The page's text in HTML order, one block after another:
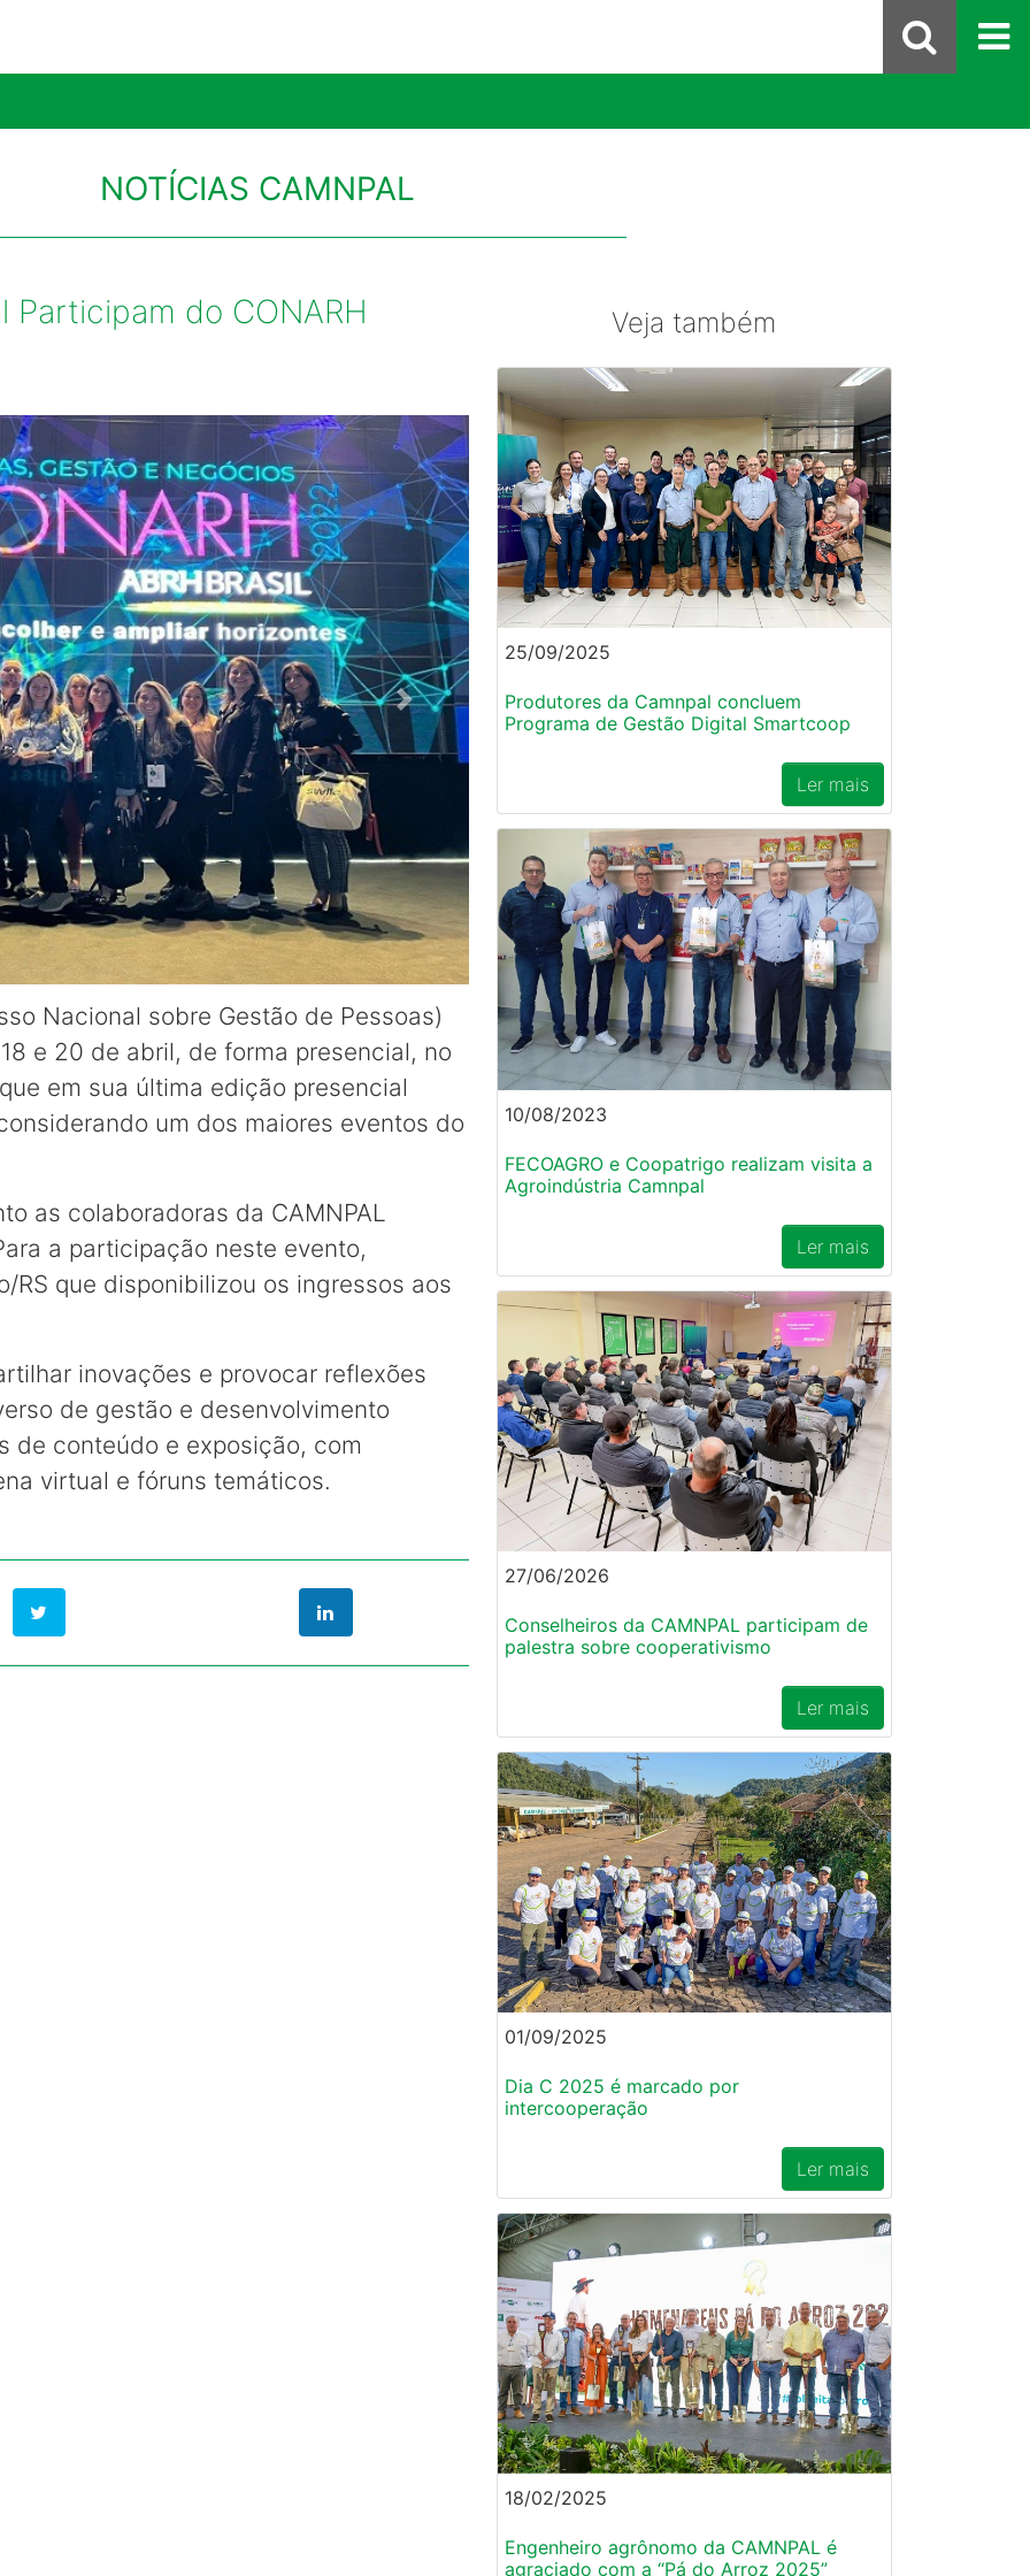
NOTÍCIAS CAMNPAL
Participam do CONARH
Nacional sobre Gestão de Pessoas)
e 20 de abril, de forma presencial, no
em sua última edição presencial
um dos maiores eventos do
as colaboradoras da CAMNPAL
a participação neste evento,
RS que disponibilizou os ingressos aos
inovações e provocar reflexões
de gestão e desenvolvimento
de conteúdo e exposição, com
virtual e fóruns temáticos.
Veja também
25/09/2025
Produtores da Camnpal concluem
Programa de Gestão Digital Smartcoop
Ler mais
10/08/2023
FECOAGRO e Coopatrigo realizam visita a
Agroindústria Camnpal
Ler mais
27/06/2026
Conselheiros da CAMNPAL participam de
palestra sobre cooperativismo
Ler mais
01/09/2025
Dia C 2025 é marcado por
intercooperação
Ler mais
18/02/2025
Engenheiro agrônomo da CAMNPAL é
agraciado com a “Pá do Arroz 2025”